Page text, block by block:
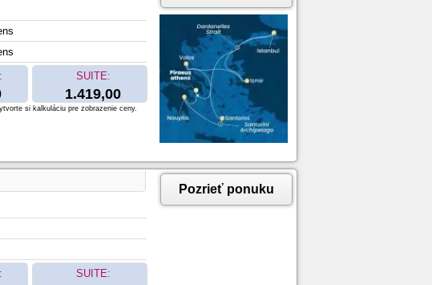
SUITE:
1.419,00
si kalkuláciu pre zobrazenie ceny.
SUITE:
Pozrieť ponuku